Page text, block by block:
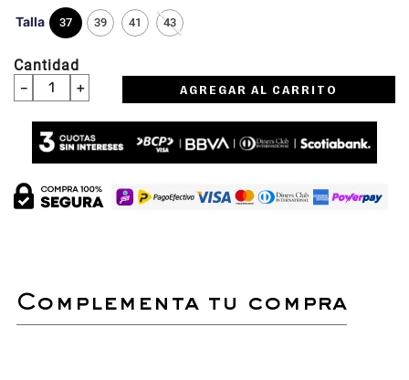
Talla 37 39 41 43
Cantidad
＋
－ AGREGAR AL CARRITO
complementa tu compra